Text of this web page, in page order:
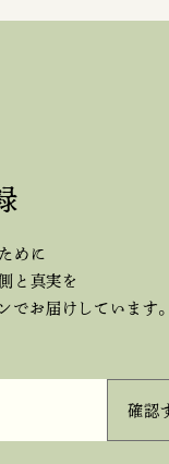
めに
と真実を
でお届けしています。